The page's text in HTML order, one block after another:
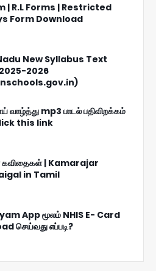
| R.L Forms | Restricted
Form Download
New Syllabus Text
2026
வாழ்த்து mp3 பாடல் பதிவிறக்கம்
this link
கவிதைகள் | Kamarajar
in Tamil
App மூலம் NHIS E- Card
செய்வது எப்படி?